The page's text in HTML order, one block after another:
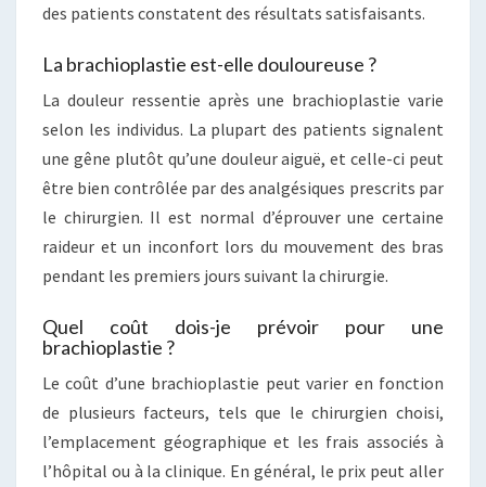
des patients constatent des résultats satisfaisants.
La brachioplastie est-elle douloureuse ?
La douleur ressentie après une brachioplastie varie
selon les individus. La plupart des patients signalent
une gêne plutôt qu’une douleur aiguë, et celle-ci peut
être bien contrôlée par des analgésiques prescrits par
le chirurgien. Il est normal d’éprouver une certaine
raideur et un inconfort lors du mouvement des bras
pendant les premiers jours suivant la chirurgie.
Quel coût dois-je prévoir pour une
brachioplastie ?
Le coût d’une brachioplastie peut varier en fonction
de plusieurs facteurs, tels que le chirurgien choisi,
l’emplacement géographique et les frais associés à
l’hôpital ou à la clinique. En général, le prix peut aller